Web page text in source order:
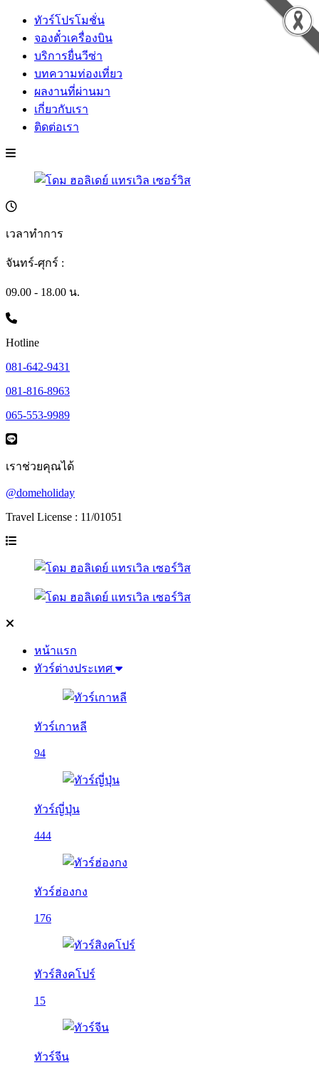
ทัวร์โปรโมชั่น
จองตั๋วเครื่องบิน
บริการยื่นวีซ่า
บทความท่องเที่ยว
ผลงานที่ผ่านมา
เกี่ยวกับเรา
ติดต่อเรา
เวลาทำการ
จันทร์-ศุกร์ :
09.00 - 18.00 น.
Hotline
081-642-9431
081-816-8963
065-553-9989
เราช่วยคุณได้
@domeholiday
Travel License : 11/01051
หน้าแรก
ทัวร์ต่างประเทศ
ทัวร์เกาหลี
94
ทัวร์ญี่ปุ่น
444
ทัวร์ฮ่องกง
176
ทัวร์สิงคโปร์
15
ทัวร์จีน